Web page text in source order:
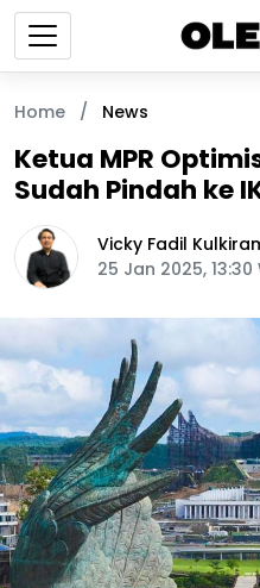
Home / News
Ketua MPR
Sudah Pindah ke
Vicky Fadil
25 Jan 2025, 13:30